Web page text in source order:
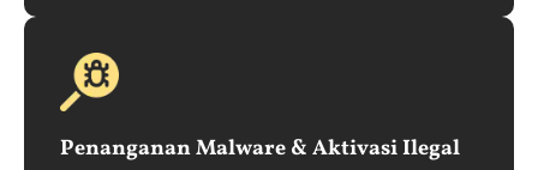
Penanganan Malware & Aktivasi Ilegal